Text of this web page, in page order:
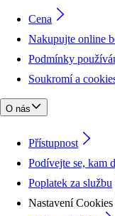
Cena
Nakupujte online
Podmínky
Soukromí a
O nás
Přístupnost
Podívejte se, kam
Poplatek za službu
Nastavení Cookies